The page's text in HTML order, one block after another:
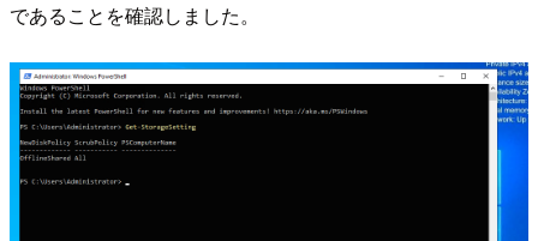
であることを確認しました。